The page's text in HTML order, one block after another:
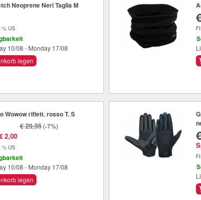
Neoprene Neri Taglia M
% US
10/08 - Monday 17/08
legen
Wowow riflett. rosso T. S
2,00
€ 29,95(-7%)
% US
10/08 - Monday 17/08
legen